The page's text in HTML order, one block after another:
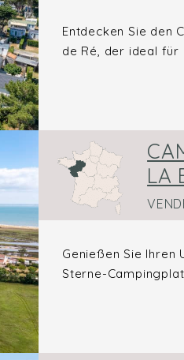
Entdecken Sie den
de Ré, der ideal für
LA
Genießen Sie Ihren
Sterne-